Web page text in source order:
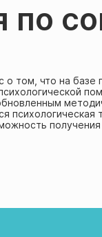
по
что на базе